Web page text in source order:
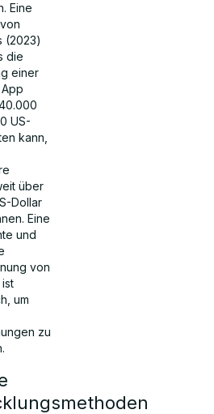
Eine
(2023)
die
einer
US-
kann,
über
Dollar
Eine
und
von
um
zu